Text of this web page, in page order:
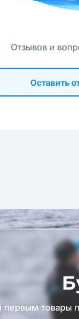
Отзывов и
Оставить
первым товары